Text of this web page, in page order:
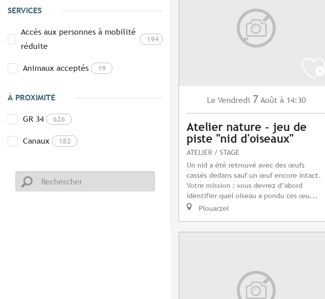
SERVICES
Accès aux personnes à mobilité
réduite
194
Animaux acceptés 19
À PROXIMITÉ
GR 34 626
Canaux 182
Le Vendredi 7 Août à 14:30
Atelier nature - jeu de
piste "nid d'oiseaux"
ATELIER / STAGE
Un nid a été retrouvé avec des œufs
cassés dedans sauf un œuf encore intact.
Votre mission : vous devrez d’abord
identifier quel oiseau a pondu ces œu...
Plouarzel